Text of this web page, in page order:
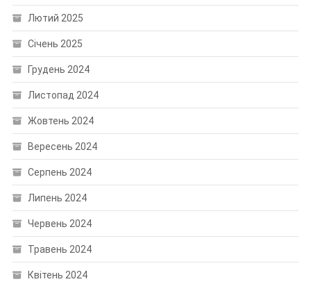
Лютий 2025
Січень 2025
Грудень 2024
Листопад 2024
Жовтень 2024
Вересень 2024
Серпень 2024
Липень 2024
Червень 2024
Травень 2024
Квітень 2024